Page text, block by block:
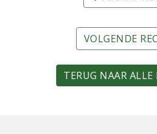
VOLGENDE
TERUG NAAR ALLE